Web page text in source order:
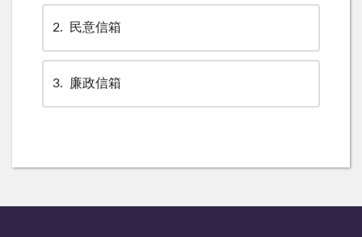
2 民意信箱
3 廉政信箱